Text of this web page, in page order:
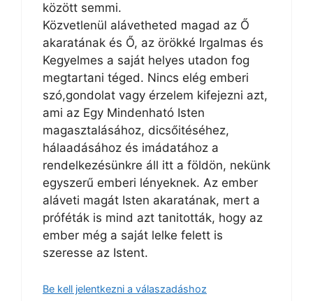
között semmi.
Közvetlenül alávetheted magad az Ő
akaratának és Ő, az örökké Irgalmas és
Kegyelmes a saját helyes utadon fog
megtartani téged. Nincs elég emberi
szó,gondolat vagy érzelem kifejezni azt,
ami az Egy Mindenható Isten
magasztalásához, dicsőitéséhez,
hálaadásához és imádatához a
rendelkezésünkre áll itt a földön, nekünk
egyszerű emberi lényeknek. Az ember
aláveti magát Isten akaratának, mert a
próféták is mind azt tanitották, hogy az
ember még a saját lelke felett is
szeresse az Istent.
Be kell jelentkezni a válaszadáshoz